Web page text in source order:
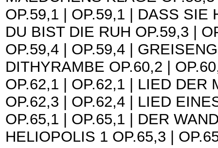
OP.59,1 | OP.59,1 | DASS SIE
DU BIST DIE RUH OP.59,3 |
OP.59,4 | OP.59,4 |
DITHYRAMBE OP.60,2 |
OP.62,1 | OP.62,1 | LIED DER
OP.62,3 | OP.62,4 | LIED
OP.65,1 | OP.65,1 | DER
HELIOPOLIS 1 OP.65,3 |